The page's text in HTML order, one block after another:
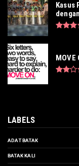
MOVE
LABELS
ADAT BATAK
BATAK KALI